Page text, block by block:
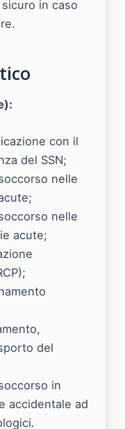
in caso
con il
del SSN;
nelle
nelle
acute;
del
in
accidentale ad